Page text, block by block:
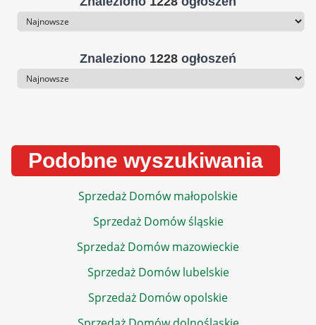
Sortowanie
Znaleziono 1228 ogłoszeń
Sortowanie
Podobne wyszukiwania
Sprzedaż Domów małopolskie
Sprzedaż Domów śląskie
Sprzedaż Domów mazowieckie
Sprzedaż Domów lubelskie
Sprzedaż Domów opolskie